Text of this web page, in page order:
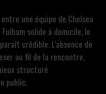
une équipe de Chelsea
solide à domicile, le
crédible. L’absence de
au fil de la rencontre,
structuré
public.